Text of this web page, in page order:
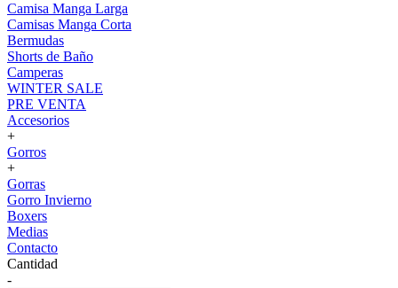
Camisa Manga Larga
Camisas Manga Corta
Bermudas
Shorts de Baño
Camperas
WINTER SALE
PRE VENTA
Accesorios
+
Gorros
+
Gorras
Gorro Invierno
Boxers
Medias
Contacto
Cantidad
-